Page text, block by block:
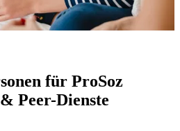
für ProSoz
Peer-Dienste